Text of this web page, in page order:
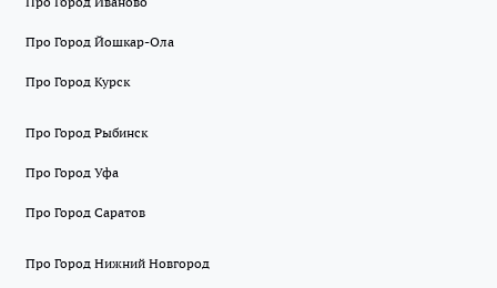
Про Город Йошкар-Ола
Про Город Курск
Про Город Рыбинск
Про Город Уфа
Про Город Саратов
Про Город Нижний Новгород